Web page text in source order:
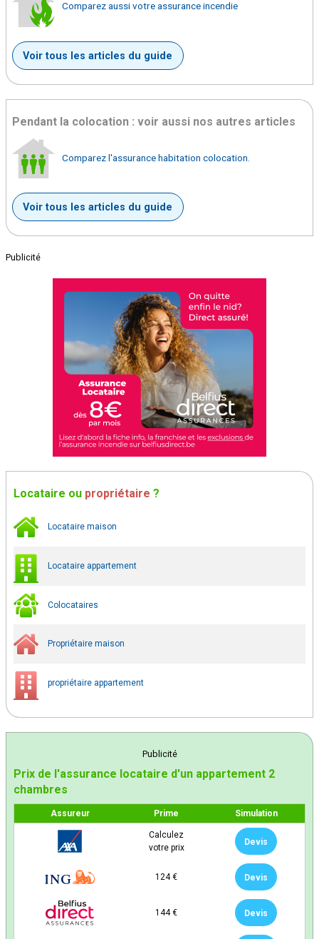
Comparez aussi votre assurance incendie
Voir tous les articles du guide
Pendant la colocation : voir aussi nos autres articles
Comparez l'assurance habitation colocation.
Voir tous les articles du guide
Publicité
Locataire ou propriétaire ?
Locataire maison
Locataire appartement
Colocataires
Propriétaire maison
propriétaire appartement
Publicité
Prix de l'assurance locataire d'un appartement 2
chambres
Assureur Prime Simulation
Calculez
votre prix
Devis
124 € Devis
144 € Devis